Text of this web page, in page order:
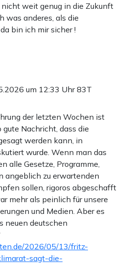
nicht weit genug in die Zukunft
was anderes, als die
bin ich mir sicher !
um 12:33 Uhr83T
der letzten Wochen ist
gute Nachricht, dass die
werden kann, in
wurde. Wenn man das
alle Gesetze, Programme,
angeblich zu erwartenden
sollen, rigoros abgeschafft
mehr als peinlich für unsere
und Medien. Aber es
neuen deutschen
2026/05/13/fritz-
sagt-die-